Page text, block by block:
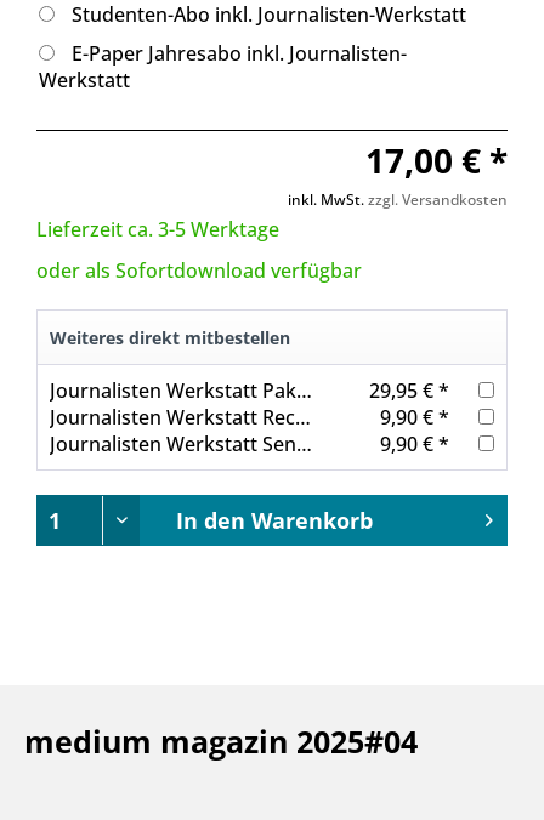
Studenten-Abo inkl. Journalisten-Werkstatt
E-Paper Jahresabo inkl. Journalisten-
Werkstatt
17,00 € *
inkl. MwSt.zzgl. Versandkosten
Lieferzeit ca. 3-5 Werktage
oder als Sofortdownload verfügbar
Weiteres direkt mitbestellen
Journalisten Werkstatt Paket: Persönlichkeitsentwicklung im Journalismus
29,95 € *
Journalisten Werkstatt Recherchieren mit KI
9,90 € *
Journalisten Werkstatt Sensible Sprache
9,90 € *
In den Warenkorb
medium magazin 2025#04